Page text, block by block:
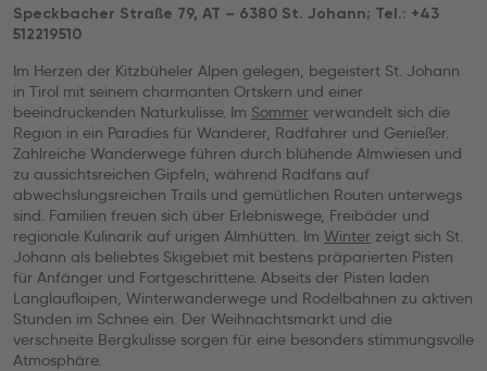
Speckbacher Straße 79, AT – 6380 St. Johann; Tel.: +43
512219510
Im Herzen der Kitzbüheler Alpen gelegen, begeistert St. Johann
in Tirol mit seinem charmanten Ortskern und einer
beeindruckenden Naturkulisse. Im Sommer verwandelt sich die
Region in ein Paradies für Wanderer, Radfahrer und Genießer.
Zahlreiche Wanderwege führen durch blühende Almwiesen und
zu aussichtsreichen Gipfeln, während Radfans auf
abwechslungsreichen Trails und gemütlichen Routen unterwegs
sind. Familien freuen sich über Erlebniswege, Freibäder und
regionale Kulinarik auf urigen Almhütten. Im Winter zeigt sich St.
Johann als beliebtes Skigebiet mit bestens präparierten Pisten
für Anfänger und Fortgeschrittene. Abseits der Pisten laden
Langlaufloipen, Winterwanderwege und Rodelbahnen zu aktiven
Stunden im Schnee ein. Der Weihnachtsmarkt und die
verschneite Bergkulisse sorgen für eine besonders stimmungsvolle
Atmosphäre.